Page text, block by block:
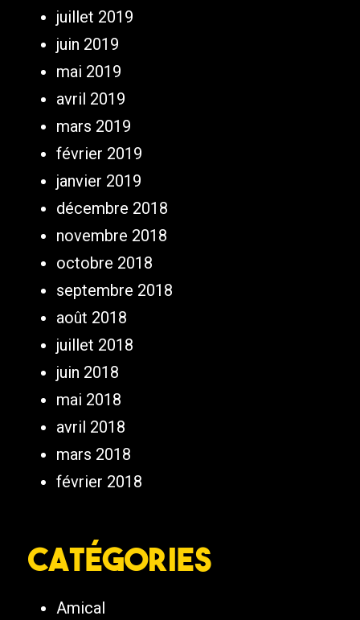
juillet 2019
juin 2019
mai 2019
avril 2019
mars 2019
février 2019
janvier 2019
décembre 2018
novembre 2018
octobre 2018
septembre 2018
août 2018
juillet 2018
juin 2018
mai 2018
avril 2018
mars 2018
février 2018
Catégories
Amical